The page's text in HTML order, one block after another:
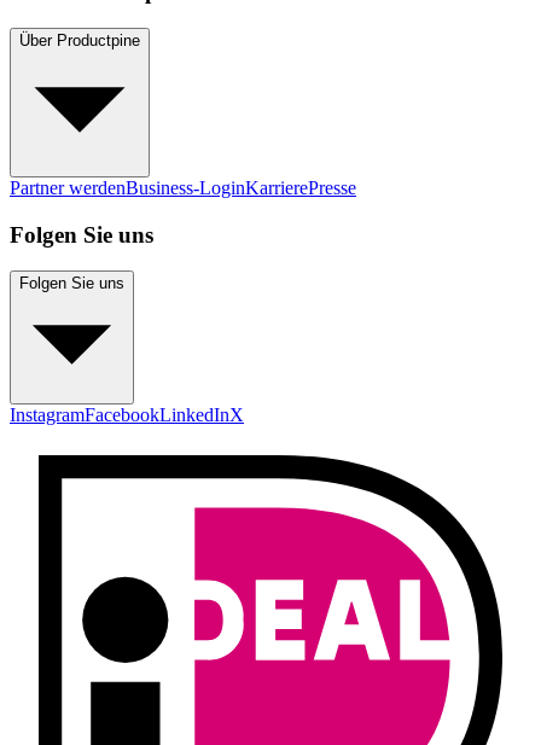
Über Productpine
Partner werdenBusiness-LoginKarrierePresse
Folgen Sie uns
Folgen Sie uns
InstagramFacebookLinkedInX